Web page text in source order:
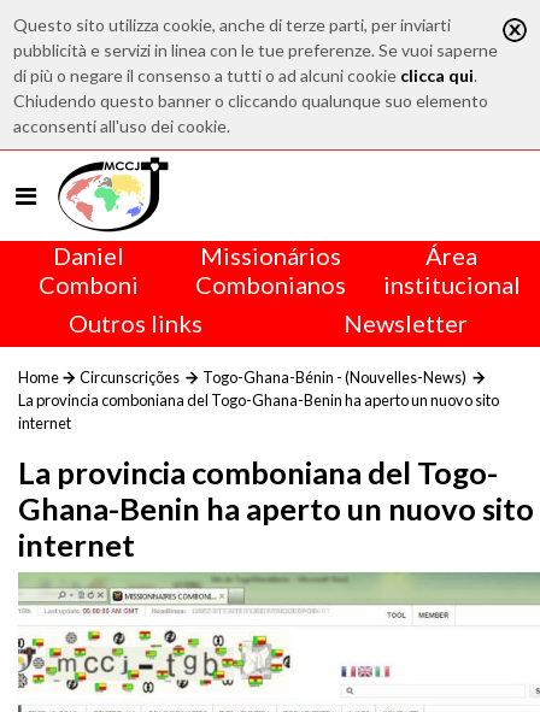
Questo sito utilizza cookie, anche di terze parti, per inviarti
pubblicità e servizi in linea con le tue preferenze. Se vuoi saperne
di più o negare il consenso a tutti o ad alcuni cookie clicca qui.
Chiudendo questo banner o cliccando qualunque suo elemento
acconsenti all'uso dei cookie.
Daniel
Comboni
Missionários
Combonianos
Área
institucional
Outros links
Newsletter
Home Circunscrições
Togo-Ghana-Bénin - (Nouvelles-News)
La provincia comboniana del Togo-Ghana-Benin ha aperto un nuovo sito
internet
La provincia comboniana del Togo-
Ghana-Benin ha aperto un nuovo sito
internet